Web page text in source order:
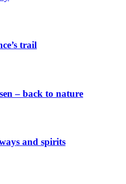
trail
– back to nature
and spirits